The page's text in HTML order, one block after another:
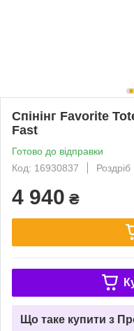
Спінінг Favorite
Fast
Готово до відправки
Код: 16930837
Роздріб
4 940 ₴
Що таке купити з